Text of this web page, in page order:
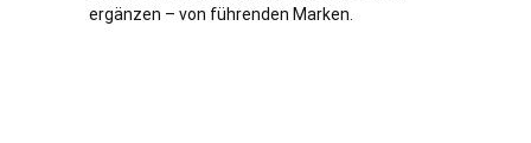
ergänzen – von führenden Marken.